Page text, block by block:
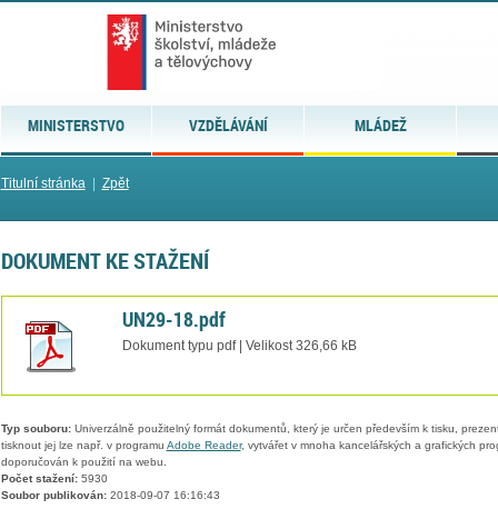
MINISTERSTVO VZDĚLÁVÁNÍ MLÁDEŽ
Titulní stránka| Zpět
DOKUMENT KE STAŽENÍ
UN29-18.pdf
Dokument typu pdf | Velikost 326,66 kB
Typ souboru:Univerzálně použitelný formát dokumentů, který je určen především k tisku,
tisknout jej lze např. v programu Adobe Reader, vytvářet v mnoha kancelářských a grafických
doporučován k použití na webu.
Počet stažení:5930
Soubor publikován:2018-09-07 16:16:43